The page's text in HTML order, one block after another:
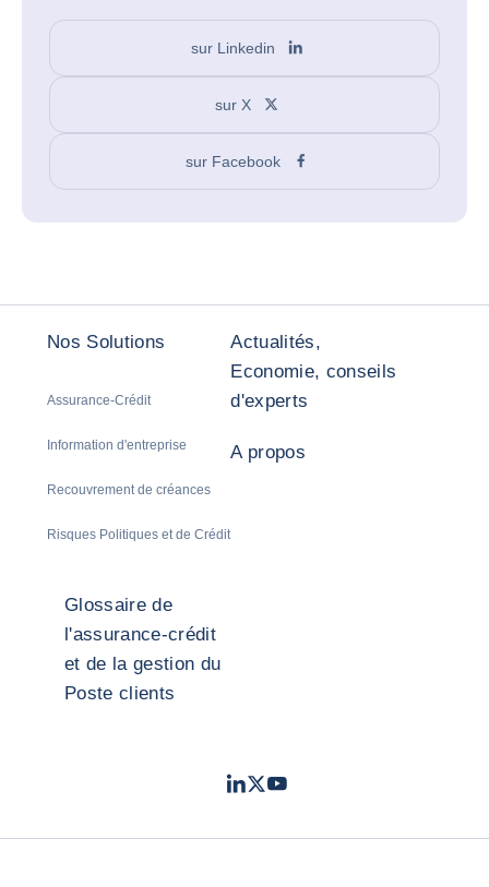
sur Linkedin
sur X
sur Facebook
Nos Solutions
Assurance-Crédit
Information d'entreprise
Recouvrement de créances
Risques Politiques et de Crédit
Actualités,
Economie, conseils
d'experts
A propos
Glossaire de
l'assurance-crédit
et de la gestion du
Poste clients
LinkedIn
TwitterYoutube